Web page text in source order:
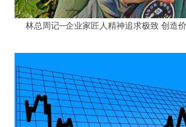
林总周记─企业家匠人精神追求极致 创造